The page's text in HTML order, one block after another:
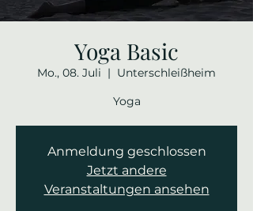
Yoga Basic
Mo., 08. Juli
  |
Unterschleißheim
Yoga
Anmeldung geschlossen
Jetzt andere
Veranstaltungen ansehen